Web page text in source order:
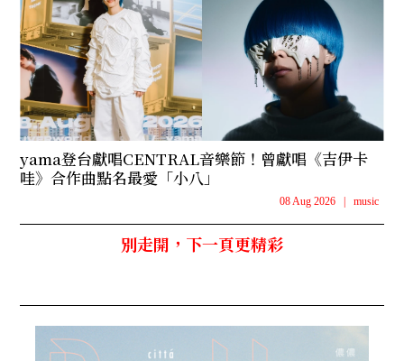
yama登台獻唱CENTRAL音樂節！曾獻唱《吉伊卡
哇》合作曲點名最愛「小八」
08 Aug 2026 music
別走開，下一頁更精彩